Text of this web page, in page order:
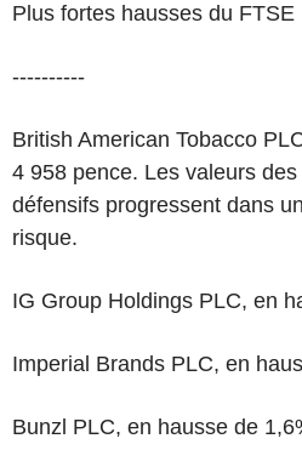
Plus fortes hausses du FTSE
----------
British American Tobacco
4 958 pence. Les valeurs
défensifs progressent dans
risque.
IG Group Holdings PLC, en
Imperial Brands PLC, en
Bunzl PLC, en hausse de